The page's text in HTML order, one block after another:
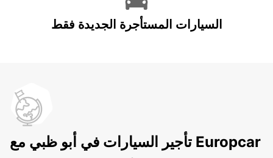
السيارات المستأجرة الجديدة فقط
تأجير السيارات في أبو ظبي مع Europcar